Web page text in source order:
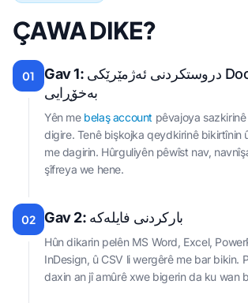
ÇAWA DIKE?
01 Gav 1: دروستکردنی ئەژمێرێکی DocTranslator
بەخۆڕایی
Yên me belaş account pêvajoya
digire. Tenê bişkojka qeydkirinê bikirtînin
me dagirin. Hûrguliyên pêwîst nav,
şîfreya we hene.
02 Gav 2: بارکردنی فایلەکە
Hûn dikarin pelên MS Word, Excel,
InDesign, û CSV li wergêrê me bar bikin.
daxin an jî amûrê xwe bigerin da ku wan